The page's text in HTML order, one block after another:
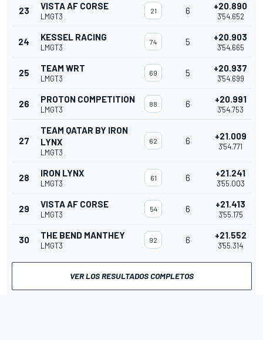
23 VISTA AF CORSE
LMGT3
21 6 +20.890
3'54.652
24 KESSEL RACING
LMGT3
74 5 +20.903
3'54.665
25 TEAM WRT
LMGT3
69 5 +20.937
3'54.699
26 PROTON COMPETITION
LMGT3
88 6 +20.991
3'54.753
27
TEAM QATAR BY IRON
LYNX
LMGT3
62 6 +21.009
3'54.771
28 IRON LYNX
LMGT3
61 6 +21.241
3'55.003
29 VISTA AF CORSE
LMGT3
54 6 +21.413
3'55.175
30 THE BEND MANTHEY
LMGT3
92 6 +21.552
3'55.314
VER LOS RESULTADOS COMPLETOS